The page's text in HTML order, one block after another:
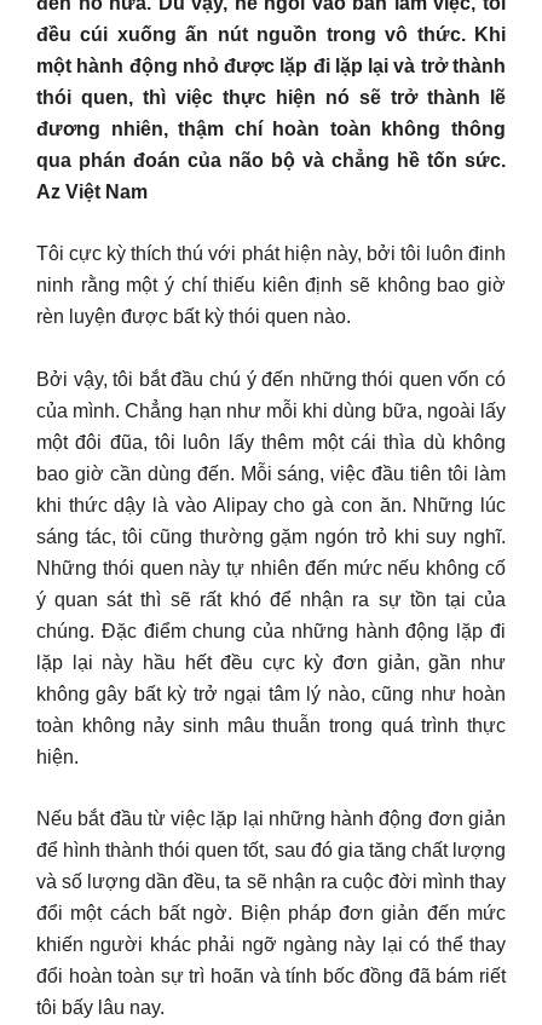
đều cúi xuống ấn nút nguồn trong vô thức. Khi
một hành động nhỏ được lặp đi lặp lại và trở thành
thói quen, thì việc thực hiện nó sẽ trở thành lẽ
đương nhiên, thậm chí hoàn toàn không thông
qua phán đoán của não bộ và chẳng hề tốn sức.
Az Việt Nam
Tôi cực kỳ thích thú với phát hiện này, bởi tôi luôn đinh
ninh rằng một ý chí thiếu kiên định sẽ không bao giờ
rèn luyện được bất kỳ thói quen nào.
Bởi vậy, tôi bắt đầu chú ý đến những thói quen vốn có
của mình. Chẳng hạn như mỗi khi dùng bữa, ngoài lấy
một đôi đũa, tôi luôn lấy thêm một cái thìa dù không
bao giờ cần dùng đến. Mỗi sáng, việc đầu tiên tôi làm
khi thức dậy là vào Alipay cho gà con ăn. Những lúc
sáng tác, tôi cũng thường gặm ngón trỏ khi suy nghĩ.
Những thói quen này tự nhiên đến mức nếu không cố
ý quan sát thì sẽ rất khó để nhận ra sự tồn tại của
chúng. Đặc điểm chung của những hành động lặp đi
lặp lại này hầu hết đều cực kỳ đơn giản, gần như
không gây bất kỳ trở ngại tâm lý nào, cũng như hoàn
toàn không nảy sinh mâu thuẫn trong quá trình thực
hiện.
Nếu bắt đầu từ việc lặp lại những hành động đơn giản
để hình thành thói quen tốt, sau đó gia tăng chất lượng
và số lượng dần đều, ta sẽ nhận ra cuộc đời mình thay
đổi một cách bất ngờ. Biện pháp đơn giản đến mức
khiến người khác phải ngỡ ngàng này lại có thể thay
đổi hoàn toàn sự trì hoãn và tính bốc đồng đã bám riết
tôi bấy lâu nay.